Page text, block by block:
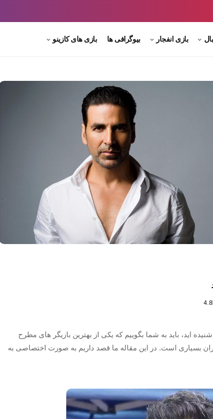
بازی انفجار بیوگرافی ها بازی های کازینو
اید، باید به شما بگوییم که یکی از بهترین بازیگر های مطرح
بسیاری است. در این مقاله ما قصد داریم به صورت اختصاصی به